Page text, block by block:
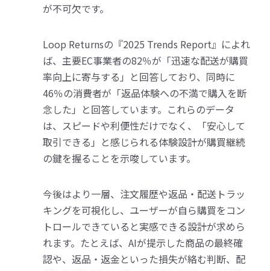
が不可欠です。
Loop Returnsの『2025 Trends Report』によれ
ば、主要EC事業者の82％が「迅速な配送が購買
率向上に寄与する」と回答しており、同時に
46％の消費者が「返品体験への不満で購入を断
念した」と回答しています。これらのデータ
は、スピードや利便性だけでなく、「安心して
取引できる」と感じられる体験設計が購買継続
の鍵を握ることを示唆しています。
今後はより一層、注文履歴や返品・配送トラッ
キングを可視化し、ユーザーが自ら購買をコン
トロールできていると実感できる設計が求めら
れます。たとえば、AIが提示した商品の最終確
認や、返品・返金といった損失が絡む判断、配